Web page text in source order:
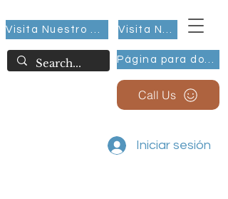
Página para donar
Visita Nuestro Grupo Visita Nuestro Grupo
Call Us
Iniciar sesión